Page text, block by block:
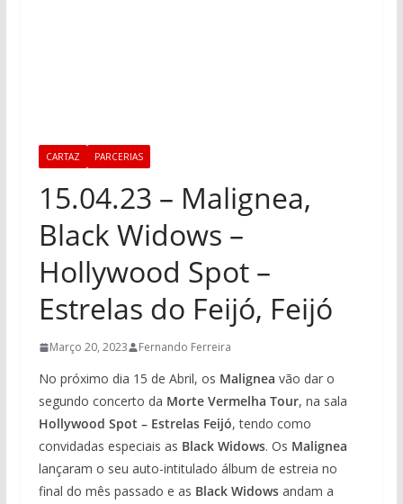
CARTAZ PARCERIAS
15.04.23 – Malignea,
Black Widows –
Hollywood Spot –
Estrelas do Feijó, Feijó
Março 20, 2023 Fernando Ferreira
No próximo dia 15 de Abril, os Malignea vão dar o
segundo concerto da Morte Vermelha Tour, na sala
Hollywood Spot – Estrelas Feijó, tendo como
convidadas especiais as Black Widows. Os Malignea
lançaram o seu auto-intitulado álbum de estreia no
final do mês passado e as Black Widowsandam a